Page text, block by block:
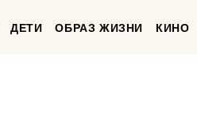
ДЕТИ ОБРАЗ ЖИЗНИ КИНО